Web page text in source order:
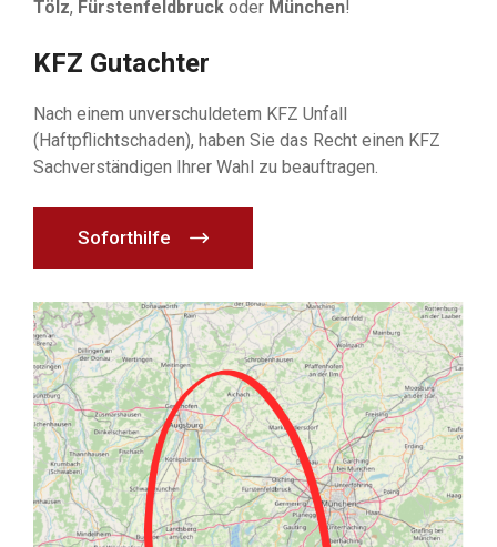
Tölz, Fürstenfeldbruck oder München!
KFZ Gutachter
Nach einem unverschuldetem KFZ Unfall
(Haftpflichtschaden), haben Sie das Recht einen KFZ
Sachverständigen Ihrer Wahl zu beauftragen.
Soforthilfe